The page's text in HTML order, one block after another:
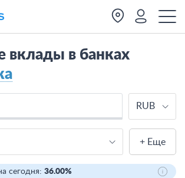
вклады в банках
RUB
+ Еще
сегодня: 36.00%